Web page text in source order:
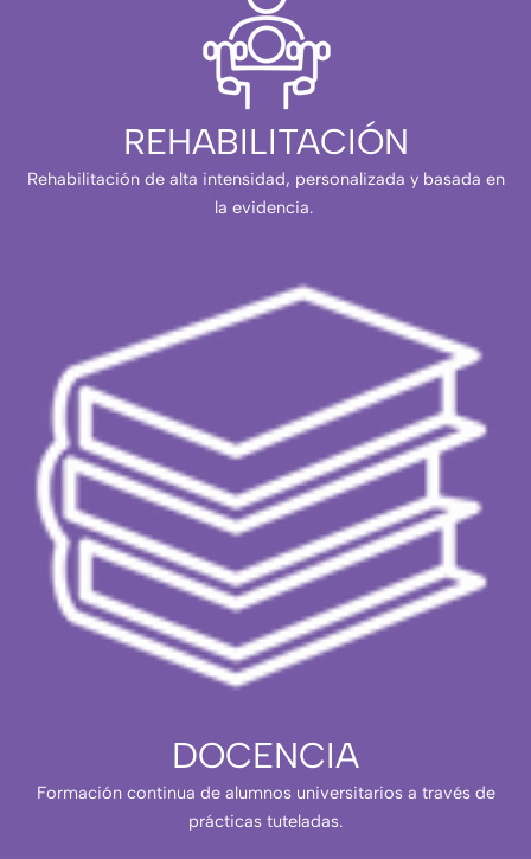
REHABILITACIÓN
Rehabilitación de alta intensidad, personalizada y basada en
la evidencia.
DOCENCIA
Formación continua de alumnos universitarios a través de
prácticas tuteladas.